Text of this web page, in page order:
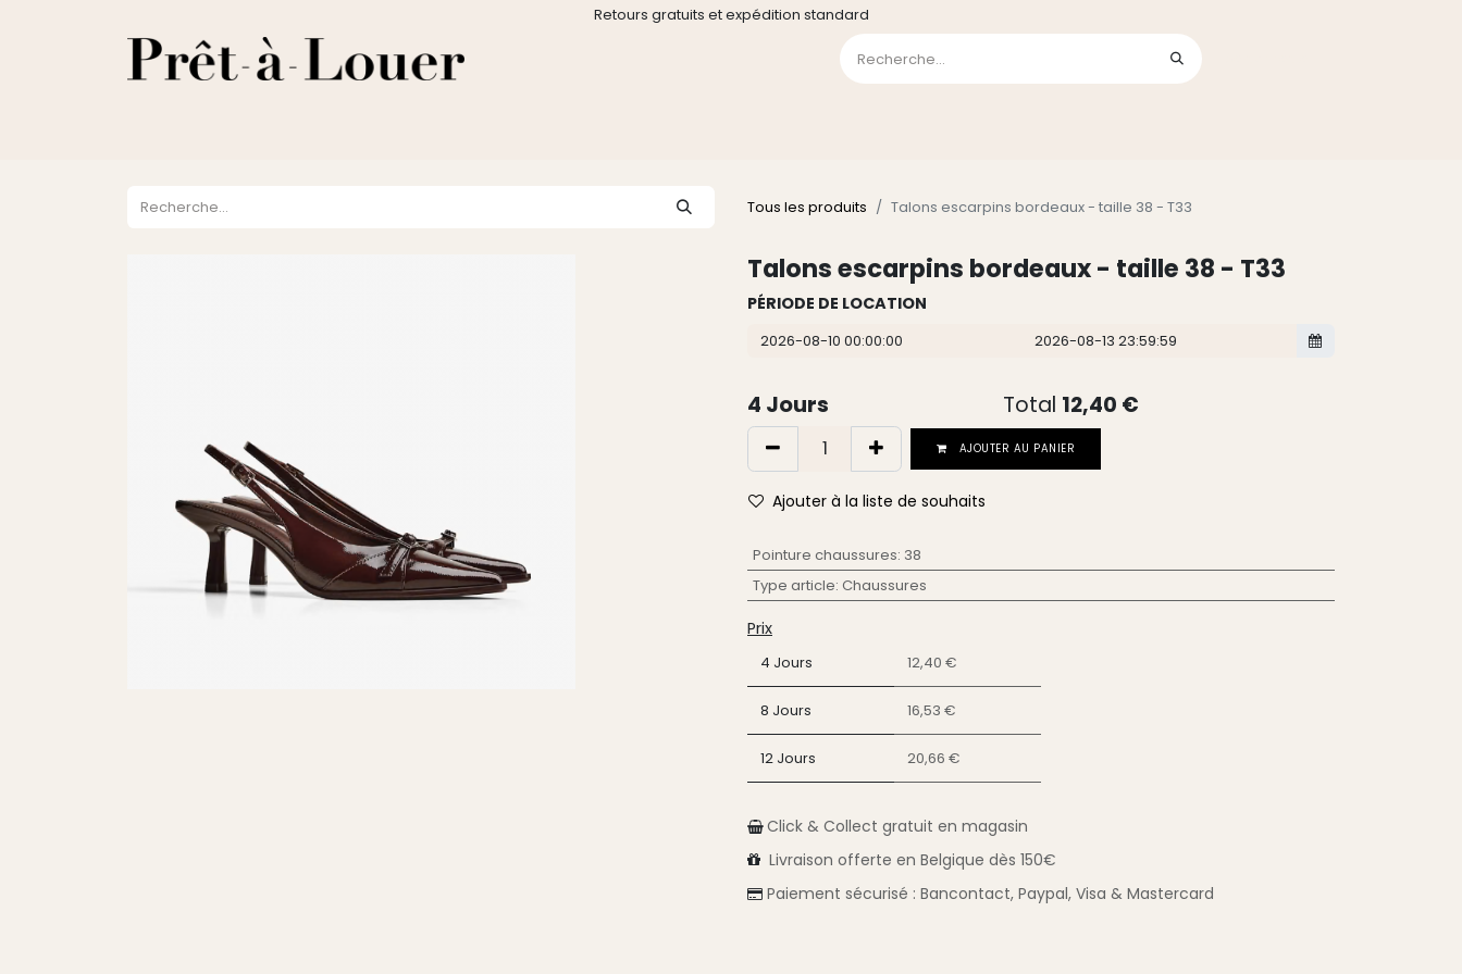
Retours gratuits et expédition standard
Tous les produits Talons escarpins bordeaux - taille 38 - T33
Talons escarpins bordeaux - taille 38 - T33
PÉRIODE DE LOCATION
4 Jours Total 12,40 €
AJOUTER AU PANIER
Ajouter à la liste de souhaits
Pointure chaussures: 38
Type article: Chaussures
Prix
4 Jours 12,40 €
8 Jours 16,53 €
12 Jours 20,66 €
Click & Collect gratuit en magasin
Livraison offerte en Belgique dès 150€
Paiement sécurisé : Bancontact, Paypal, Visa & Mastercard